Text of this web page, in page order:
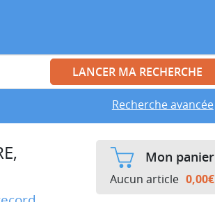
Recherche avancée
Mon panier
Aucun article 0,00€